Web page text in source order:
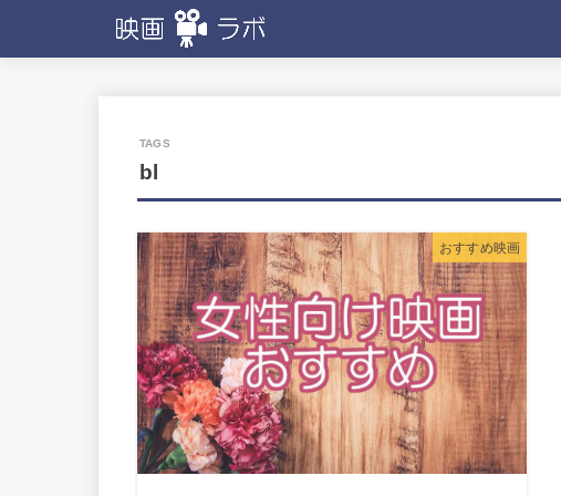
bl
おすすめ映画